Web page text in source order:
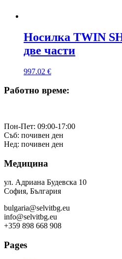
Носилка TWIN
две части
997.02 €
Работно време:
Пон-Пет: 09:00-17:00
Съб: почивен ден
Нед: почивен ден
Медицина
ул. Адриана Будевска 10
София, България
bulgaria@selvitbg.eu
info@selvitbg.eu
+359 898 668 908
Pages